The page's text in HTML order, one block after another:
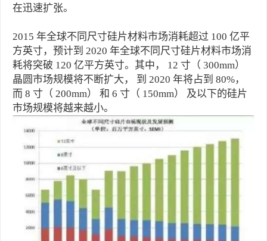
在迅速扩张。
2015 年全球不同尺寸硅片材料市场消耗超过 100 亿平
方英寸，预计到 2020 年全球不同尺寸硅片材料市场消
耗将突破 120 亿平方英寸。其中， 12 寸（ 300mm）
晶圆市场规模将不断扩大， 到 2020 年将占到 80%，
而 8 寸（ 200mm） 和 6 寸（ 150mm） 及以下的硅片
市场规模将越来越小。